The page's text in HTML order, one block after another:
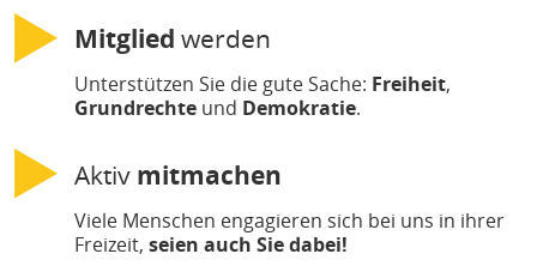
Mitglied werden
Unterstützen Sie die gute Sache: Freiheit,
Grundrechte und Demokratie.
Aktiv mitmachen
Viele Menschen engagieren sich bei uns in ihrer
Freizeit, seien auch Sie dabei!